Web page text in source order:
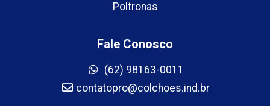
Poltronas
Fale Conosco
(62) 98163-0011
contatopro@colchoes.ind.br